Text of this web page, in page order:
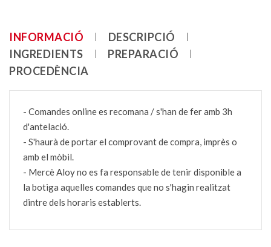
INFORMACIÓ
DESCRIPCIÓ
INGREDIENTS
PREPARACIÓ
PROCEDÈNCIA
- Comandes online es recomana / s'han de fer amb 3h
d'antelació.
- S'haurà de portar el comprovant de compra, imprès o
amb el mòbil.
- Mercè Aloy no es fa responsable de tenir disponible a
la botiga aquelles comandes que no s'hagin realitzat
dintre dels horaris establerts.